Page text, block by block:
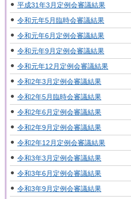
平成31年3月定例会審議結果
令和元年5月臨時会審議結果
令和元年6月定例会審議結果
令和元年9月定例会審議結果
令和元年12月定例会審議結果
令和2年3月定例会審議結果
令和2年5月臨時会審議結果
令和2年6月定例会審議結果
令和2年9月定例会審議結果
令和2年12月定例会審議結果
令和3年3月定例会審議結果
令和3年6月定例会審議結果
令和3年9月定例会審議結果